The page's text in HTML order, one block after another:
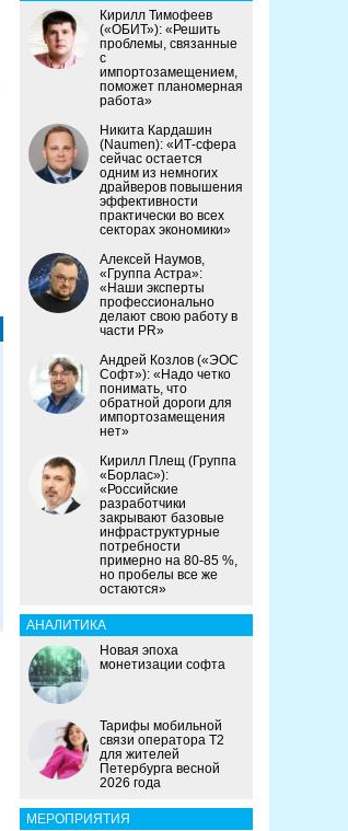
Кирилл Тимофеев
(«ОБИТ»): «Решить
проблемы, связанные
с
импортозамещением,
поможет планомерная
работа»
Никита Кардашин
(Naumen): «ИТ-сфера
сейчас остается
одним из немногих
драйверов повышения
эффективности
практически во всех
секторах экономики»
Алексей Наумов,
«Группа Астра»:
«Наши эксперты
профессионально
делают свою работу в
части PR»
Андрей Козлов («ЭОС
Софт»): «Надо четко
понимать, что
обратной дороги для
импортозамещения
нет»
Кирилл Плещ (Группа
«Борлас»):
«Российские
разработчики
закрывают базовые
инфраструктурные
потребности
примерно на 80-85 %,
но пробелы все же
остаются»
АНАЛИТИКА
Новая эпоха
монетизации софта
Тарифы мобильной
связи оператора Т2
для жителей
Петербурга весной
2026 года
МЕРОПРИЯТИЯ